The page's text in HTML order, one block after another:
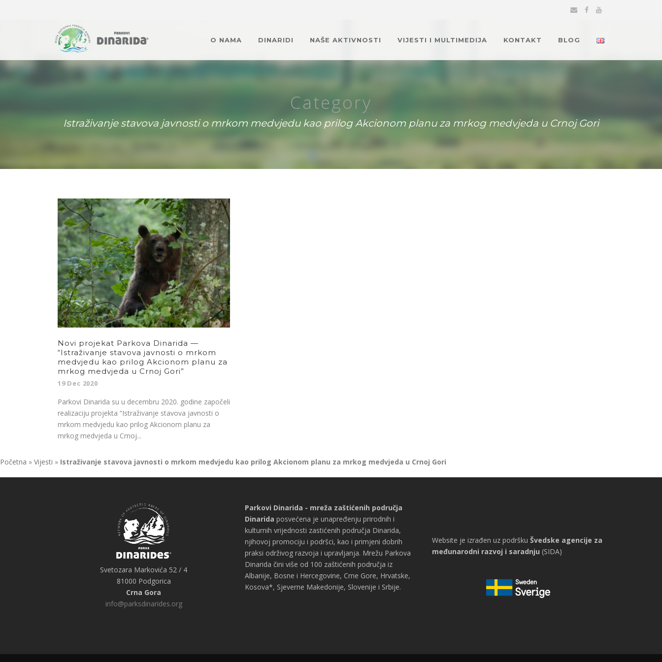
O NAMA DINARIDI NAŠE AKTIVNOSTI VIJESTI I MULTIMEDIJA KONTAKT BLOG
Category
Istraživanje stavova javnosti o mrkom medvjedu kao prilog Akcionom planu za mrkog medvjeda u Crnoj Gori
Novi projekat Parkova Dinarida —
“Istraživanje stavova javnosti o mrkom
medvjedu kao prilog Akcionom planu za
mrkog medvjeda u Crnoj Gori”
19 Dec 2020
Parkovi Dinarida su u decembru 2020. godine započeli
realizaciju projekta “Istraživanje stavova javnosti o
mrkom medvjedu kao prilog Akcionom planu za
mrkog medvjeda u Crnoj...
Početna » Vijesti » Istraživanje stavova javnosti o mrkom medvjedu kao prilog Akcionom planu za mrkog medvjeda u Crnoj Gori
Svetozara Markovića 52 / 4
81000 Podgorica
Crna Gora
info@parksdinarides.org
Parkovi Dinarida - mreža zaštićenih područja
Dinarida posvećena je unapređenju prirodnih i
kulturnih vrijednosti zastićenih područja Dinarida,
njihovoj promociju i podršci, kao i primjeni dobrih
praksi održivog razvoja i upravljanja. Mrežu Parkova
Dinarida čini više od 100 zaštićenih područja iz
Albanije, Bosne i Hercegovine, Crne Gore, Hrvatske,
Kosova*, Sjeverne Makedonije, Slovenije i Srbije.
Website je izrađen uz podršku Švedske agencije za
međunarodni razvoj i saradnju (SIDA)